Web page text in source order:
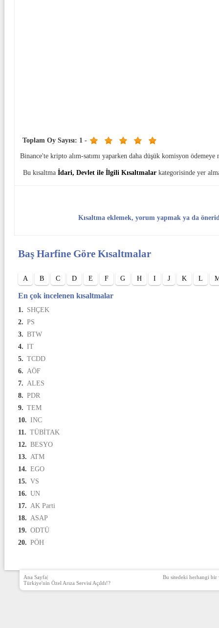
Toplam Oy Sayısı: 1 -
Binance'te kripto alım-satımı yaparken daha düşük komisyon ödemeye
Bu kısaltma İdari, Devlet ile İlgili Kısaltmalar kategorisinde yer
Kısaltma eklemek, yorum yapmak ya da
Baş Harfine Göre Kısaltmalar
A B C D E F G H I J K L
En çok incelenen kısaltmalar
1. SHÇEK
2. PS
3. BTW
4. IT
5. TCDD
6. AÖF
7. ALES
8. PDR
9. TEM
10. INC
11. TÜBİTAK
12. BESYO
13. ATM
14. EGO
15. VS
16. UN
17. AK Parti
18. ASAP
19. ODTÜ
20. PÖH
Ana Sayfa|
Türkiye'nin Özel Arıza Servisi Açıldı!?
Bu sitedeki herhangi bir